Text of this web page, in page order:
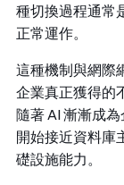
種切換過程通常
正常運作。
這種機制與網際
企業真正獲得的
隨著 AI 漸漸成
開始接近資料庫
礎設施能力。